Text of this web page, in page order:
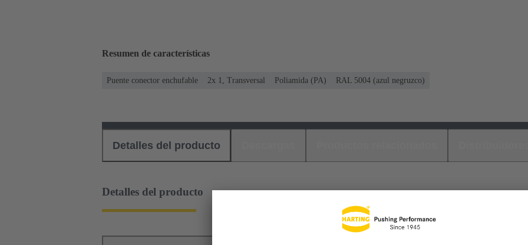
Resumen de características
Puente conector enchufable 2x 1, Transversal Poliamida (PA) RAL 5004 (azul negruzco)
Detalles del producto
Detalles del producto